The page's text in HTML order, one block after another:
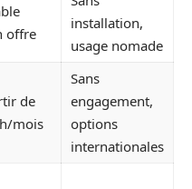
offre
installation,
usage nomade
de
mois
Sans
engagement,
options
internationales